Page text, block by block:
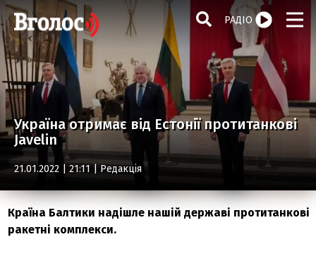
РАДІО
Україна отримає від Естонії протитанкові
Javelin
21.01.2022 | 21:11 | Редакція
Країна Балтики надішле нашій державі протитанкові
ракетні комплекси.